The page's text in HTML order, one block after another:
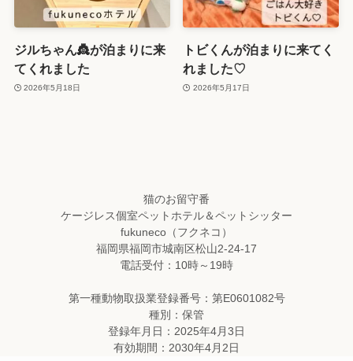
ジルちゃん👸が泊まりに来
てくれました
2026年5月18日
トビくんが泊まりに来てく
れました♡
2026年5月17日
猫のお留守番
ケージレス個室ペットホテル＆ペットシッター
fukuneco（フクネコ）
福岡県福岡市城南区松山2-24-17
電話受付：10時～19時
第一種動物取扱業登録番号：第E0601082号
種別：保管
登録年月日：2025年4月3日
有効期間：2030年4月2日